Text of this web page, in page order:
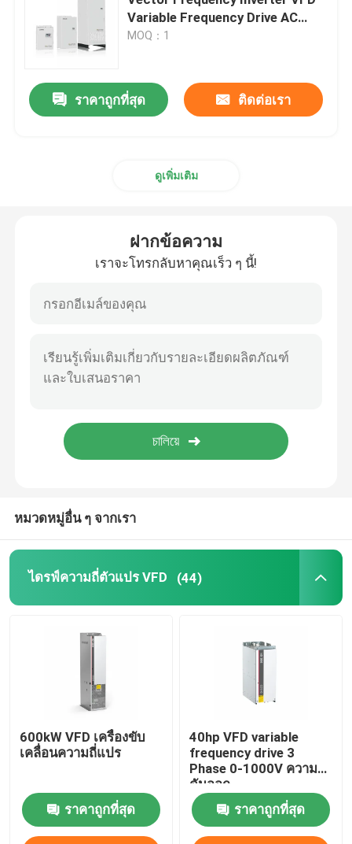
ตัวแปลงความถี่ตัวแปร
เวกเตอร์ความถี่อินเวอร์เตอร์
การขับเคลื่อนความถี่ที่เปลี่ยนแปลงสําหรับเครน
Variable Frequency Drive AC
Drive
MOQ：1
ราคาถูกที่สุด ติดต่อเรา
ดูเพิ่มเติม
ฝากข้อความ
เราจะโทรกลับหาคุณเร็ว ๆ นี้!
หมวดหมู่อื่น ๆ จากเรา
ไดรฟ์ความถี่ตัวแปร VFD (44)
600kW VFD เครื่องขับ
เคลื่อนความถี่แปร
ราคาถูกที่สุด
40hp VFD variable
frequency drive 3
Phase 0-1000V ความ
ดันออก
ราคาถูกที่สุด